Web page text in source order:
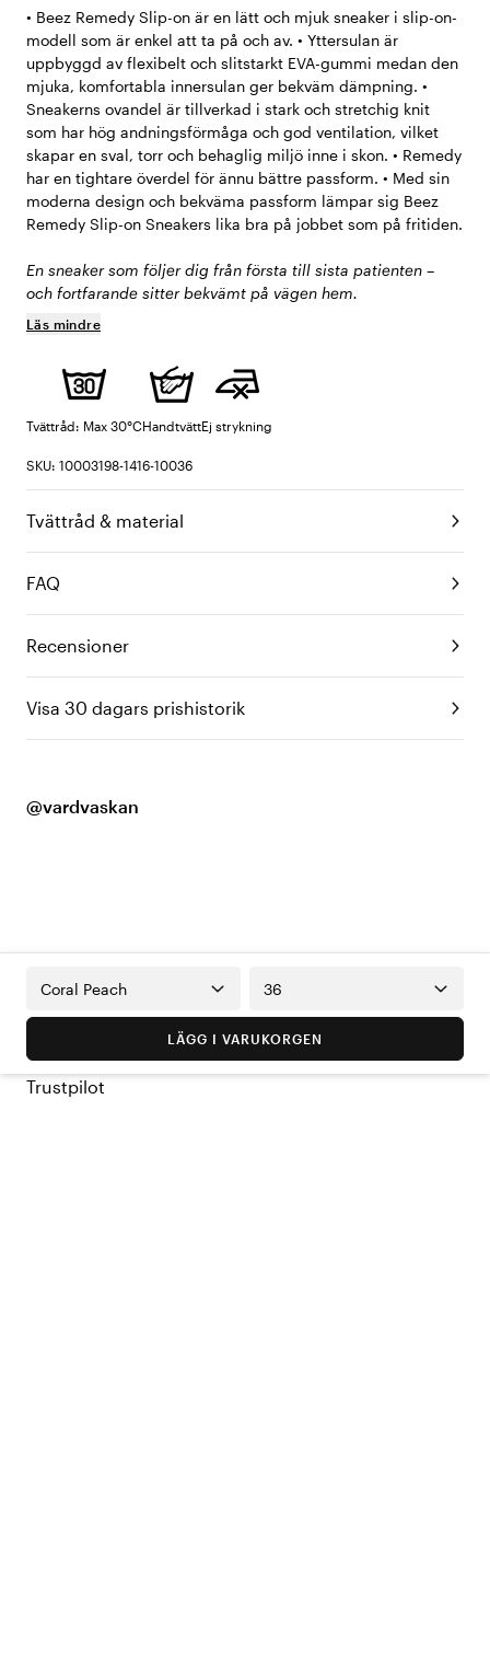
• Beez Remedy Slip-on är en lätt och mjuk sneaker i slip-on-
modell som är enkel att ta på och av. • Yttersulan är
uppbyggd av flexibelt och slitstarkt EVA-gummi medan den
mjuka, komfortabla innersulan ger bekväm dämpning. •
Sneakerns ovandel är tillverkad i stark och stretchig knit
som har hög andningsförmåga och god ventilation, vilket
skapar en sval, torr och behaglig miljö inne i skon. • Remedy
har en tightare överdel för ännu bättre passform. • Med sin
moderna design och bekväma passform lämpar sig Beez
Remedy Slip-on Sneakers lika bra på jobbet som på fritiden.
En sneaker som följer dig från första till sista patienten –
och fortfarande sitter bekvämt på vägen hem.
Läs mindre
Tvättråd: Max 30°CHandtvättEj strykning
SKU: 10003198-1416-10036
Tvättråd & material
FAQ
Recensioner
Visa 30 dagars prishistorik
@vardvaskan
Coral Peach 36
LÄGG I VARUKORGEN
Trustpilot